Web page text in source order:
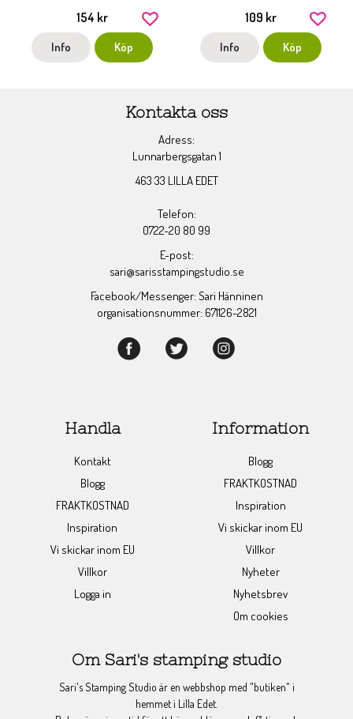
154 kr
Info Köp
109 kr
Info Köp
Kontakta oss
Adress:
Lunnarbergsgatan 1
463 33 LILLA EDET
Telefon:
0722-20 80 99
E-post:
sari@sarisstampingstudio.se
Facebook/Messenger: Sari Hänninen
organisationsnummer: 671126-2821
Handla
Kontakt
Blogg
FRAKTKOSTNAD
Inspiration
Vi skickar inom EU
Villkor
Logga in
Information
Blogg
FRAKTKOSTNAD
Inspiration
Vi skickar inom EU
Villkor
Nyheter
Nyhetsbrev
Om cookies
Om Sari's stamping studio
Sari's Stamping Studio är en webbshop med "butiken" i
hemmet i Lilla Edet.